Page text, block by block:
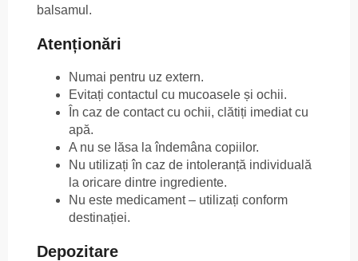
balsamul.
Atenționări
Numai pentru uz extern.
Evitați contactul cu mucoasele și ochii.
În caz de contact cu ochii, clătiți imediat cu
apă.
A nu se lăsa la îndemâna copiilor.
Nu utilizați în caz de intoleranță individuală
la oricare dintre ingrediente.
Nu este medicament – utilizați conform
destinației.
Depozitare